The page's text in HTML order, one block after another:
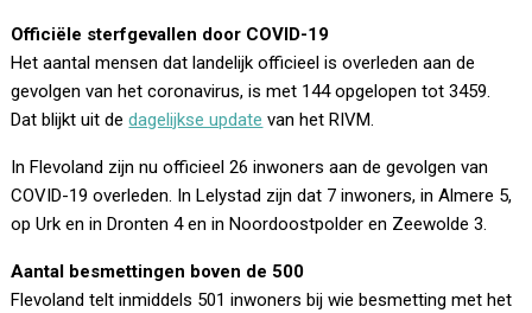
Officiële sterfgevallen door COVID-19
Het aantal mensen dat landelijk officieel is overleden aan de
gevolgen van het coronavirus, is met 144 opgelopen tot 3459.
Dat blijkt uit dedagelijkse update van het RIVM.
In Flevoland zijn nu officieel 26 inwoners aan de gevolgen van
COVID-19 overleden. In Lelystad zijn dat 7 inwoners, in Almere 5,
op Urk en in Dronten 4 en in Noordoostpolder en Zeewolde 3.
Aantal besmettingen boven de 500
Flevoland telt inmiddels 501 inwoners bij wie besmetting met het